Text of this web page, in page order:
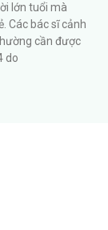
lớn tuổi mà
Các bác sĩ cảnh
cần được
do